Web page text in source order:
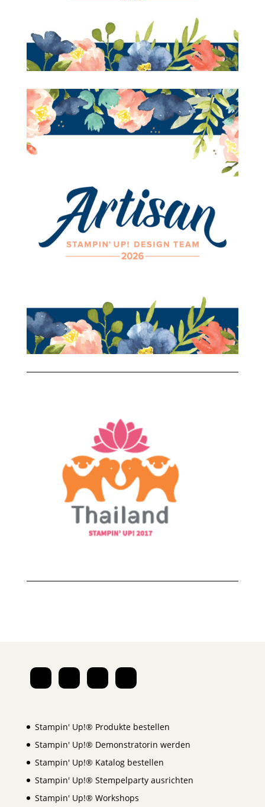
Stampin' Up!® Produkte bestellen
Stampin' Up!® Demonstratorin werden
Stampin' Up!® Katalog bestellen
Stampin' Up!® Stempelparty ausrichten
Stampin' Up!® Workshops